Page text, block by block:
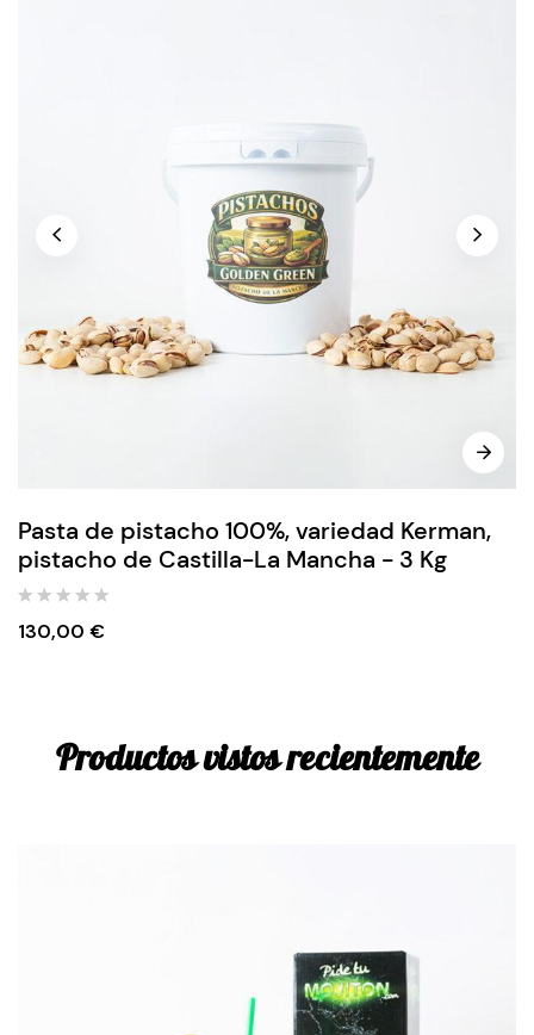
Pasta de pistacho 100%, variedad Kerman,
pistacho de Castilla-La Mancha - 3 Kg
130,00 €
Productos vistos recientemente